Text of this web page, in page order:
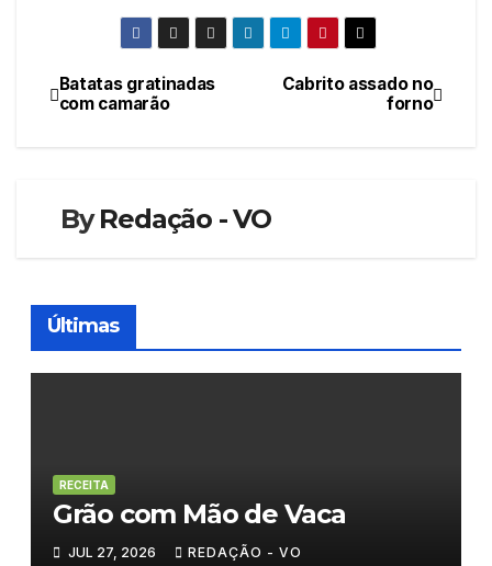
Navegação
Cabrito assado no
forno
Batatas gratinadas
com camarão
ByRedação - VO
Últimas
RECEITA
Grão com Mão de Vaca
JUL 27, 2026 REDAÇÃO - VO